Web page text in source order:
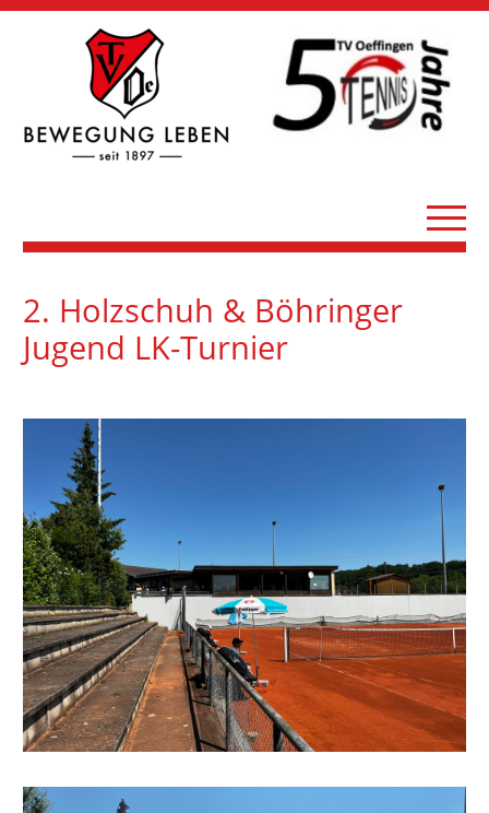
2. Holzschuh & Böhringer
Jugend LK-Turnier